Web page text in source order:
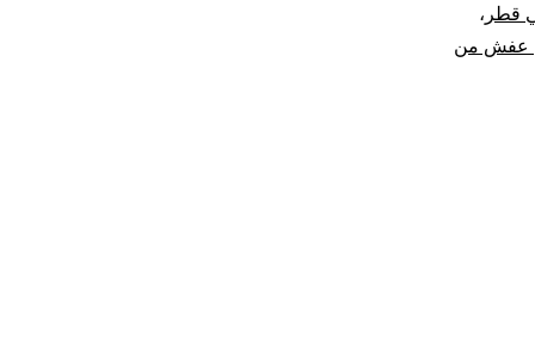
|قطر ،
عفش من